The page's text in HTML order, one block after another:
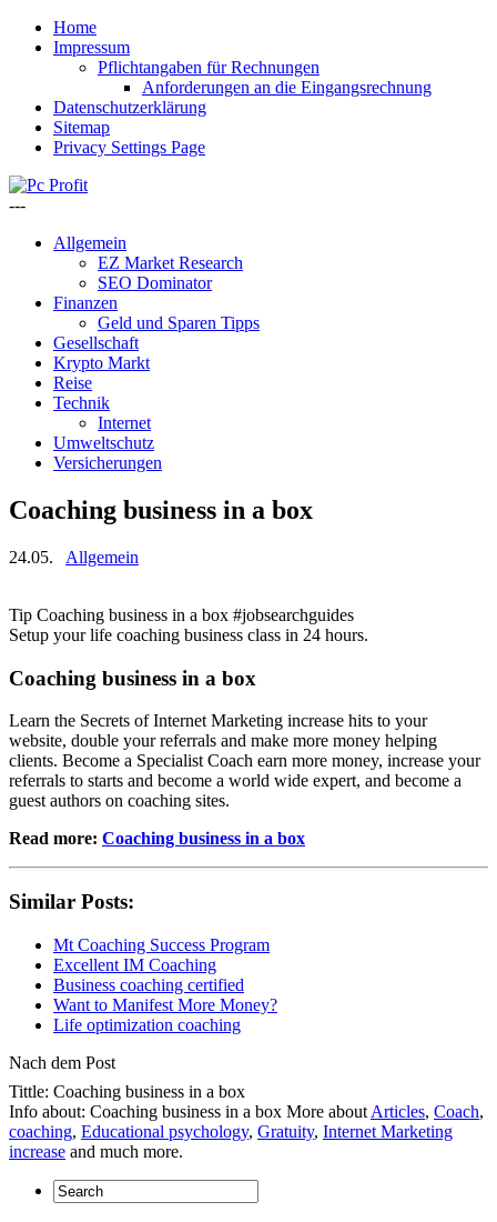
Home
Impressum
Pflichtangaben für Rechnungen
Anforderungen an die Eingangsrechnung
Datenschutzerklärung
Sitemap
Privacy Settings Page
---
Allgemein
EZ Market Research
SEO Dominator
Finanzen
Geld und Sparen Tipps
Gesellschaft
Krypto Markt
Reise
Technik
Internet
Umweltschutz
Versicherungen
Coaching business in a box
24.05. Allgemein
Tip Coaching business in a box #jobsearchguides
Setup your life coaching business class in 24 hours.
Coaching business in a box
Learn the Secrets of Internet Marketing increase hits to your
website, double your referrals and make more money helping
clients. Become a Specialist Coach earn more money, increase your
referrals to starts and become a world wide expert, and become a
guest authors on coaching sites.
Read more: Coaching business in a box
Similar Posts:
Mt Coaching Success Program
Excellent IM Coaching
Business coaching certified
Want to Manifest More Money?
Life optimization coaching
Nach dem Post
Tittle: Coaching business in a box
Info about: Coaching business in a box More about Articles, Coach,
coaching, Educational psychology, Gratuity, Internet Marketing
increase and much more.